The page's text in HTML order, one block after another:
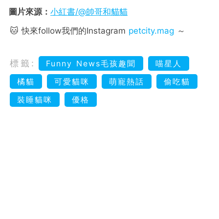
圖片來源： 小紅書/@帥哥和貓貓
🐱 快來follow我們的Instagram petcity.mag ～
標籤: Funny News毛孩趣聞
喵星人
橘貓
可愛貓咪 萌寵熱話
偷吃貓
裝睡貓咪
優格